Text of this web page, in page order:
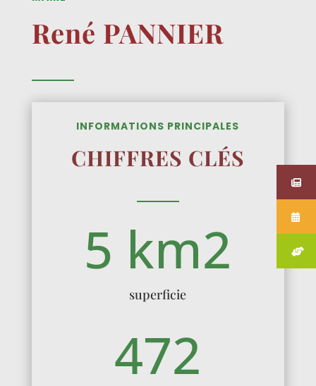
René PANNIER
INFORMATIONS PRINCIPALES
CHIFFRES CLÉS
5 km2
superficie
472